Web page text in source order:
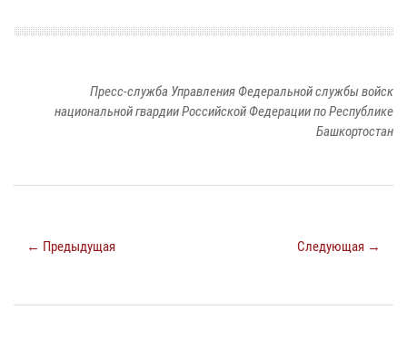
Пресс-служба Управления Федеральной службы войск
национальной гвардии Российской Федерации по Республике
Башкортостан
← Предыдущая Следующая →